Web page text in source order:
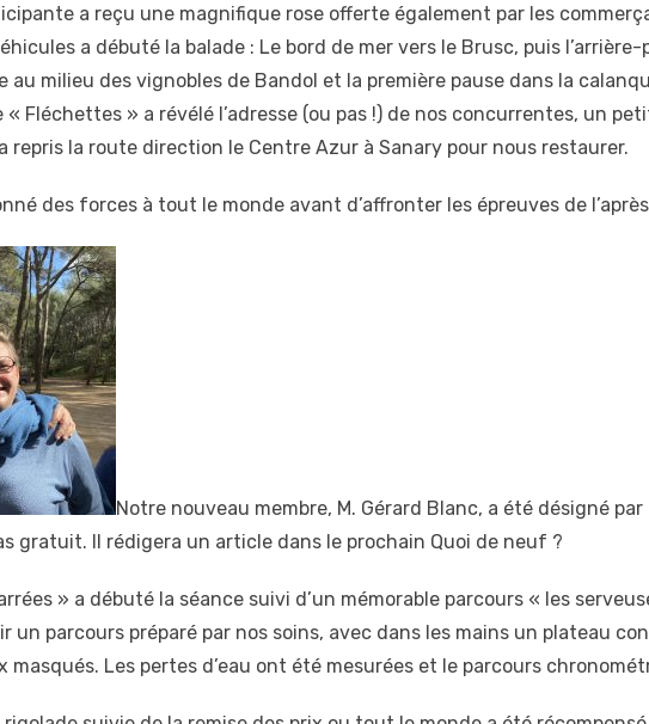
a reçu une magnifique rose offerte également par les
a débuté la balade : Le bord de mer vers le Brusc, puis l’arrière-
au milieu des vignobles de Bandol et la première pause dans la
« Fléchettes » a révélé l’adresse (ou pas !) de nos concurrentes, un
repris la route direction le Centre Azur à Sanary pour nous restaurer.
des forces à tout le monde avant d’affronter les épreuves de
Notre nouveau membre, M. Gérard Blanc, a été désigné
gratuit. Il rédigera un article dans le prochain Quoi de neuf ?
» a débuté la séance suivi d’un mémorable parcours « les
un parcours préparé par nos soins, avec dans les mains un plateau
masqués. Les pertes d’eau ont été mesurées et le parcours